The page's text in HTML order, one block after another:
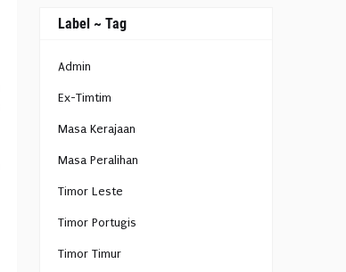
Label ~ Tag
Admin
Ex-Timtim
Masa Kerajaan
Masa Peralihan
Timor Leste
Timor Portugis
Timor Timur